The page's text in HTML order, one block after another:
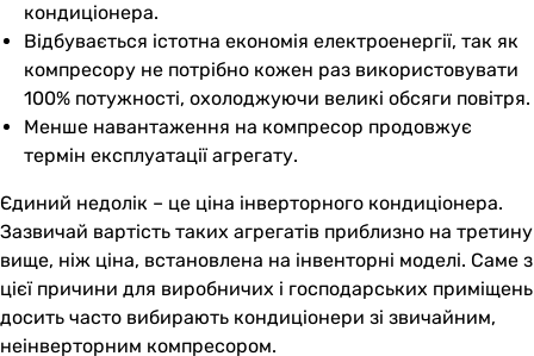
кондиціонера.
Відбувається істотна економія електроенергії, так як
компресору не потрібно кожен раз використовувати
100% потужності, охолоджуючи великі обсяги повітря.
Менше навантаження на компресор продовжує
термін експлуатації агрегату.
Єдиний недолік – це ціна інверторного кондиціонера.
Зазвичай вартість таких агрегатів приблизно на третину
вище, ніж ціна, встановлена на інвенторні моделі. Саме з
цієї причини для виробничих і господарських приміщень
досить часто вибирають кондиціонери зі звичайним,
неінверторним компресором.